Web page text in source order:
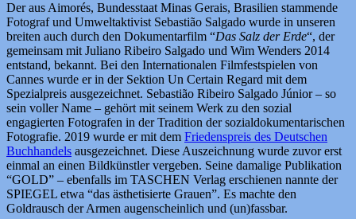
Der aus Aimorés, Bundesstaat Minas Gerais, Brasilien stammende
Fotograf und Umweltaktivist Sebastião Salgado wurde in unseren
breiten auch durch den Dokumentarfilm “Das Salz der Erde“, der
gemeinsam mit Juliano Ribeiro Salgado und Wim Wenders 2014
entstand, bekannt. Bei den Internationalen Filmfestspielen von
Cannes wurde er in der Sektion Un Certain Regard mit dem
Spezialpreis ausgezeichnet. Sebastião Ribeiro Salgado Júnior – so
sein voller Name – gehört mit seinem Werk zu den sozial
engagierten Fotografen in der Tradition der sozialdokumentarischen
Fotografie. 2019 wurde er mit dem Friedenspreis des Deutschen
Buchhandels ausgezeichnet. Diese Auszeichnung wurde zuvor erst
einmal an einen Bildkünstler vergeben. Seine damalige Publikation
“GOLD” – ebenfalls im TASCHEN Verlag erschienen nannte der
SPIEGEL etwa “das ästhetisierte Grauen”. Es machte den
Goldrausch der Armen augenscheinlich und (un)fassbar.